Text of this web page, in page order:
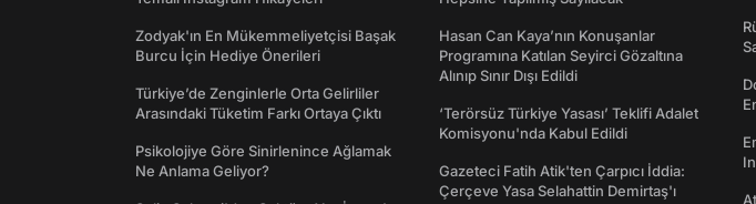
Zodyak'ın En Mükemmeliyetçisi Başak
Burcu İçin Hediye Önerileri
Türkiye’de Zenginlerle Orta Gelirliler
Arasındaki Tüketim Farkı Ortaya Çıktı
Psikolojiye Göre Sinirlenince Ağlamak
Ne Anlama Geliyor?
Hasan Can Kaya’nın Konuşanlar
Programına Katılan Seyirci Gözaltına
Alınıp Sınır Dışı Edildi
‘Terörsüz Türkiye Yasası’ Teklifi Adalet
Komisyonu'nda Kabul Edildi
Gazeteci Fatih Atik'ten Çarpıcı İddia:
Çerçeve Yasa Selahattin Demirtaş'ı